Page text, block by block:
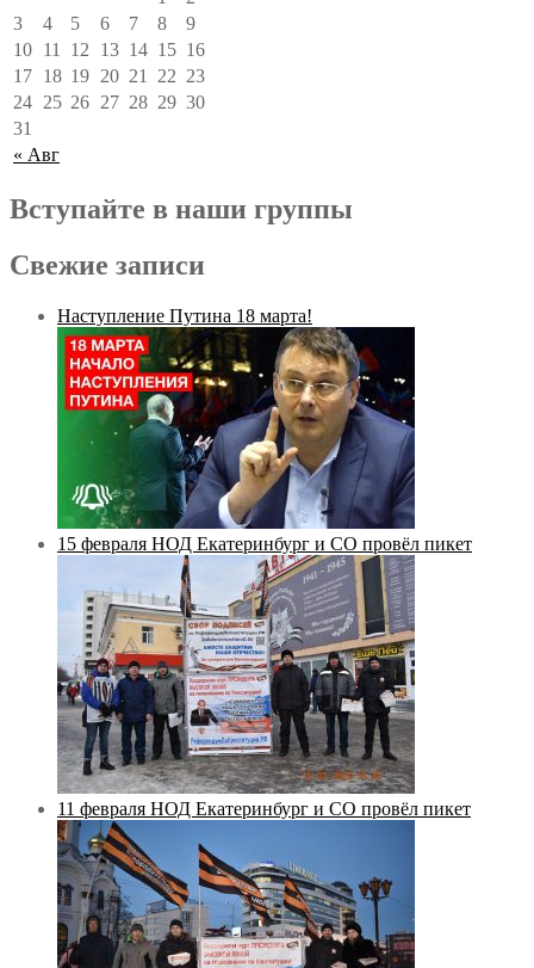
« Авг
3
4 5 6 7 8
9
10 11 12 13 14 15 16
17 18 19 20 21 22 23
24 25 26 27 28 29 30
31
Вступайте в наши группы
Свежие записи
Наступление Путина 18 марта!
15 февраля НОД Екатеринбург и СО провёл пикет
11 февраля НОД Екатеринбург и СО провёл пикет